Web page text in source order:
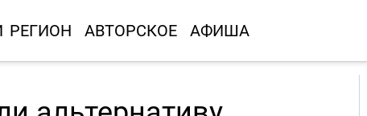
РЕГИОН АВТОРСКОЕ АФИША